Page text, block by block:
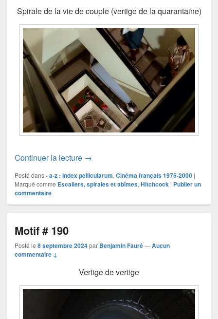
Spirale de la vie de couple (vertige de la quarantaine)
Continuer la lecture Motif # 192
→
Posté dans- a-z : Index pellicularum, Cinéma français 1975-2000 |
Marqué comme Escaliers, spirales et abîmes, Hitchcock | Publier un
commentaire
Motif # 190
Posté le 8 septembre 2024par Benjamin Fauré—Aucun
commentaire ↓
Vertige de vertige